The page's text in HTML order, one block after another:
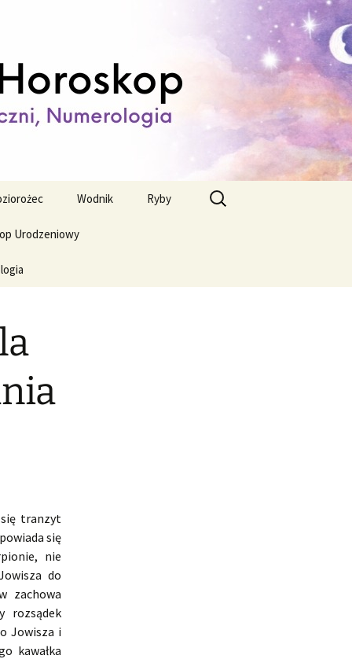
Wodnik Ryby
Urodzeniowy
Szukaj:
tranzyt
się
nie
do
zachowa
rozsądek
Jowisza i
kawałka